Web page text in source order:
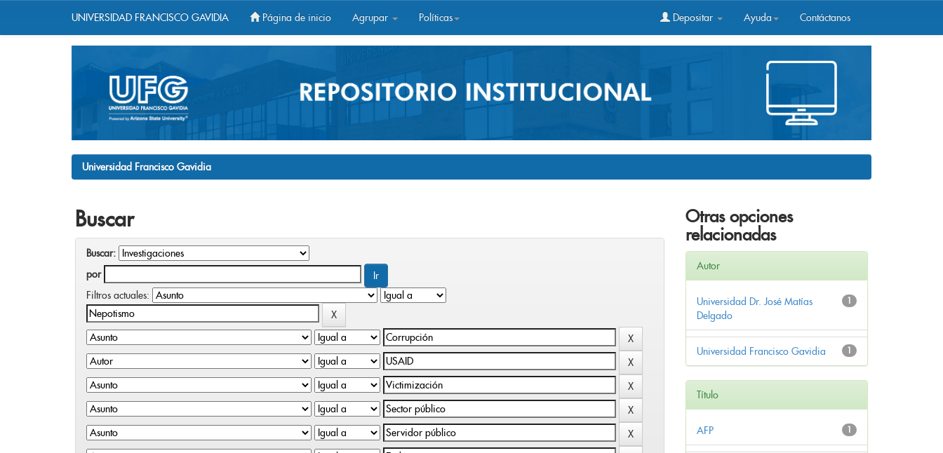
UNIVERSIDAD FRANCISCO GAVIDIA Página de inicio Agrupar Políticas Depositar Ayuda Contáctanos
Universidad Francisco Gavidia
Buscar
Buscar:
por
Filtros actuales:
Otras opciones
relacionadas
Autor
1
Universidad Dr. José Matías
Delgado
1
Universidad Francisco Gavidia
Título
1
AFP